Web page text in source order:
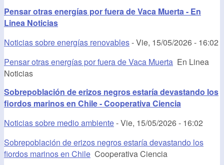
Pensar otras energías por fuera de Vaca Muerta - En
Linea Noticias
Noticias sobre energías renovables-Vie, 15/05/2026 - 16:02
Pensar otras energías por fuera de Vaca Muerta En Linea
Noticias
Sobrepoblación de erizos negros estaría devastando los
fiordos marinos en Chile - Cooperativa Ciencia
Noticias sobre medio ambiente-Vie, 15/05/2026 - 16:02
Sobrepoblación de erizos negros estaría devastando los
fiordos marinos en Chile Cooperativa Ciencia